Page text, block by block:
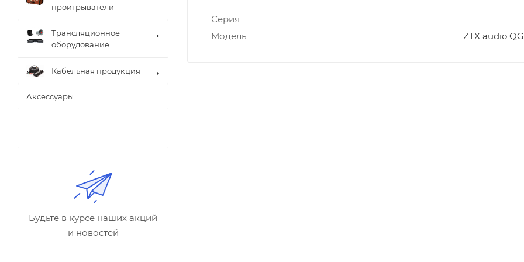
Серия
Модель
ZTX audio
проигрыватели
Трансляционное
оборудование
Кабельная продукция
Аксессуары
Будьте в курсе наших акций
и новостей